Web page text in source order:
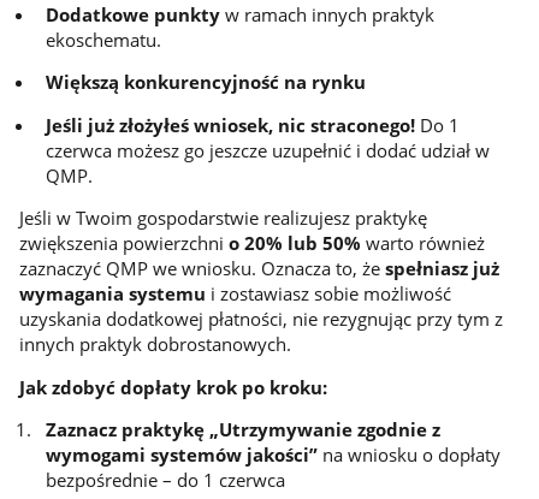
Dodatkowe punktyw ramach innych praktyk
ekoschematu.
Większą konkurencyjność na rynku
Jeśli już złożyłeś wniosek, nic straconego!Do 1
czerwca możesz go jeszcze uzupełnić i dodać udział w
QMP.
Jeśli w Twoim gospodarstwie realizujesz praktykę
zwiększenia powierzchni o 20% lub 50% warto również
zaznaczyć QMP we wniosku. Oznacza to, że spełniasz już
wymagania systemu i zostawiasz sobie możliwość
uzyskania dodatkowej płatności, nie rezygnując przy tym z
innych praktyk dobrostanowych.
Jak zdobyć dopłaty krok po kroku:
Zaznacz praktykę „Utrzymywanie zgodnie z
wymogami systemów jakości”na wniosku o dopłaty
bezpośrednie – do 1 czerwca